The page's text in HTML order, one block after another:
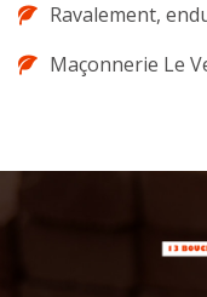
Ravalement,
Maçonnerie Le